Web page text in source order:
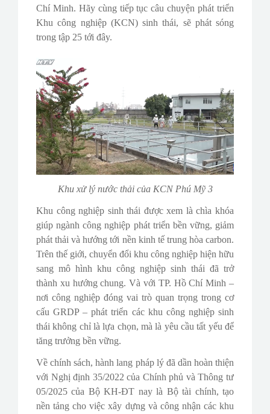
Chí Minh. Hãy cùng tiếp tục câu chuyện phát triển
Khu công nghiệp (KCN) sinh thái, sẽ phát sóng
trong tập 25 tới đây.
Khu xử lý nước thải của KCN Phú Mỹ 3
Khu công nghiệp sinh thái được xem là chìa khóa
giúp ngành công nghiệp phát triển bền vững, giảm
phát thải và hướng tới nền kinh tế trung hòa carbon.
Trên thế giới, chuyển đổi khu công nghiệp hiện hữu
sang mô hình khu công nghiệp sinh thái đã trở
thành xu hướng chung. Và với TP. Hồ Chí Minh –
nơi công nghiệp đóng vai trò quan trọng trong cơ
cấu GRDP – phát triển các khu công nghiệp sinh
thái không chỉ là lựa chọn, mà là yêu cầu tất yếu để
tăng trưởng bền vững.
Về chính sách, hành lang pháp lý đã dần hoàn thiện
với Nghị định 35/2022 của Chính phủ và Thông tư
05/2025 của Bộ KH-ĐT nay là Bộ tài chính, tạo
nền tảng cho việc xây dựng và công nhận các khu